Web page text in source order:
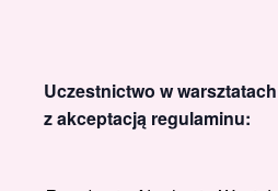
Uczestnictwo w
z akceptacją regulaminu: